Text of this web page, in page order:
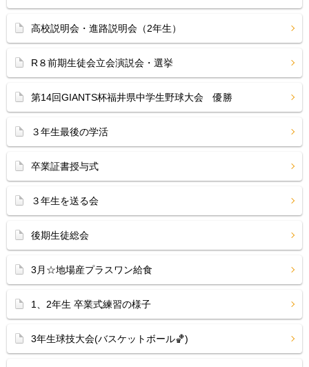
高校説明会・進路説明会（2年生）
R８前期生徒会立会演説会・選挙
第14回GIANTS杯福井県中学生野球大会 優勝
３年生最後の学活
卒業証書授与式
３年生を送る会
後期生徒総会
3月☆地場産プラスワン給食
1、2年生 卒業式練習の様子
3年生球技大会(バスケットボール🏀)